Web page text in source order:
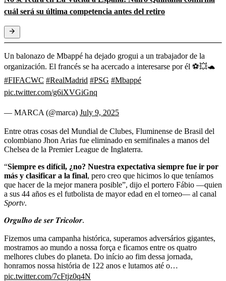
cuál será su última competencia antes del retiro
Un balonazo de Mbappé ha dejado grogui a un trabajador de la
organización. El francés se ha acercado a interesarse por él ⚽️💥🐢
#FIFACWC #RealMadrid #PSG #Mbappé
pic.twitter.com/g6iXVGiGnq
— MARCA (@marca) July 9, 2025
Entre otras cosas del Mundial de Clubes, Fluminense de Brasil del
colombiano Jhon Arias fue eliminado en semifinales a manos del
Chelsea de la Premier League de Inglaterra.
“Siempre es difícil, ¿no? Nuestra expectativa siempre fue ir por
más y clasificar a la final, pero creo que hicimos lo que teníamos
que hacer de la mejor manera posible”, dijo el portero Fábio —quien
a sus 44 años es el futbolista de mayor edad en el torneo— al canal
Sportv.
𝑶𝒓𝒈𝒖𝒍𝒉𝒐 𝒅𝒆 𝒔𝒆𝒓 𝑻𝒓𝒊𝒄𝒐𝒍𝒐𝒓.
Fizemos uma campanha histórica, superamos adversários gigantes,
mostramos ao mundo a nossa força e ficamos entre os quatro
melhores clubes do planeta. Do início ao fim dessa jornada,
honramos nossa história de 122 anos e lutamos até o…
pic.twitter.com/7cFtjz0q4N